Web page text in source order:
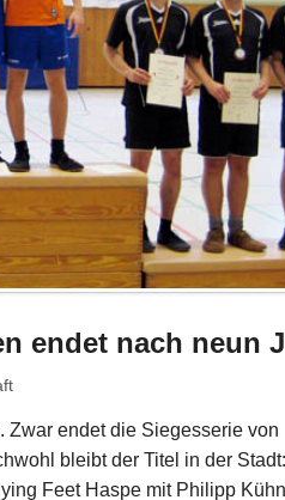
endet nach neun
endet die Siegesserie von
bleibt der Titel in der
Feet Haspe mit Philipp